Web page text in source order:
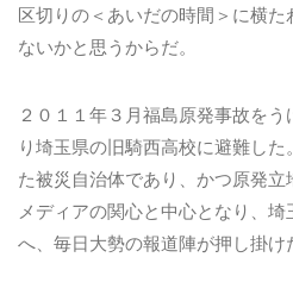
区切りの＜あいだの時間＞に横
ないかと思うからだ。
２０１１年３月福島原発事故を
り埼玉県の旧騎西高校に避難し
た被災自治体であり、かつ原発立
メディアの関心と中心となり、
へ、毎日大勢の報道陣が押し掛け